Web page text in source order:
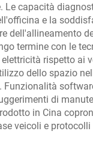
Le capacità
e la
dell'allineamento
termine con le
rispetto ai
dello spazio
Funzionalità
di
in Cina
veicoli e